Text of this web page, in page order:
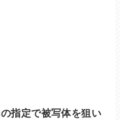
指定で被写体を狙い